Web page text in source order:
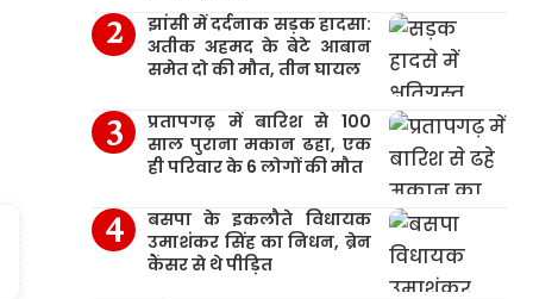
झांसी में दर्दनाक सड़क हादसा:
अतीक अहमद के बेटे आबान
समेत दो की मौत, तीन घायल
प्रतापगढ़ में बारिश से 100
साल पुराना मकान ढहा, एक
ही परिवार के 6 लोगों की मौत
बसपा के इकलौते विधायक
उमाशंकर सिंह का निधन, ब्रेन
कैंसर से थे पीड़ित